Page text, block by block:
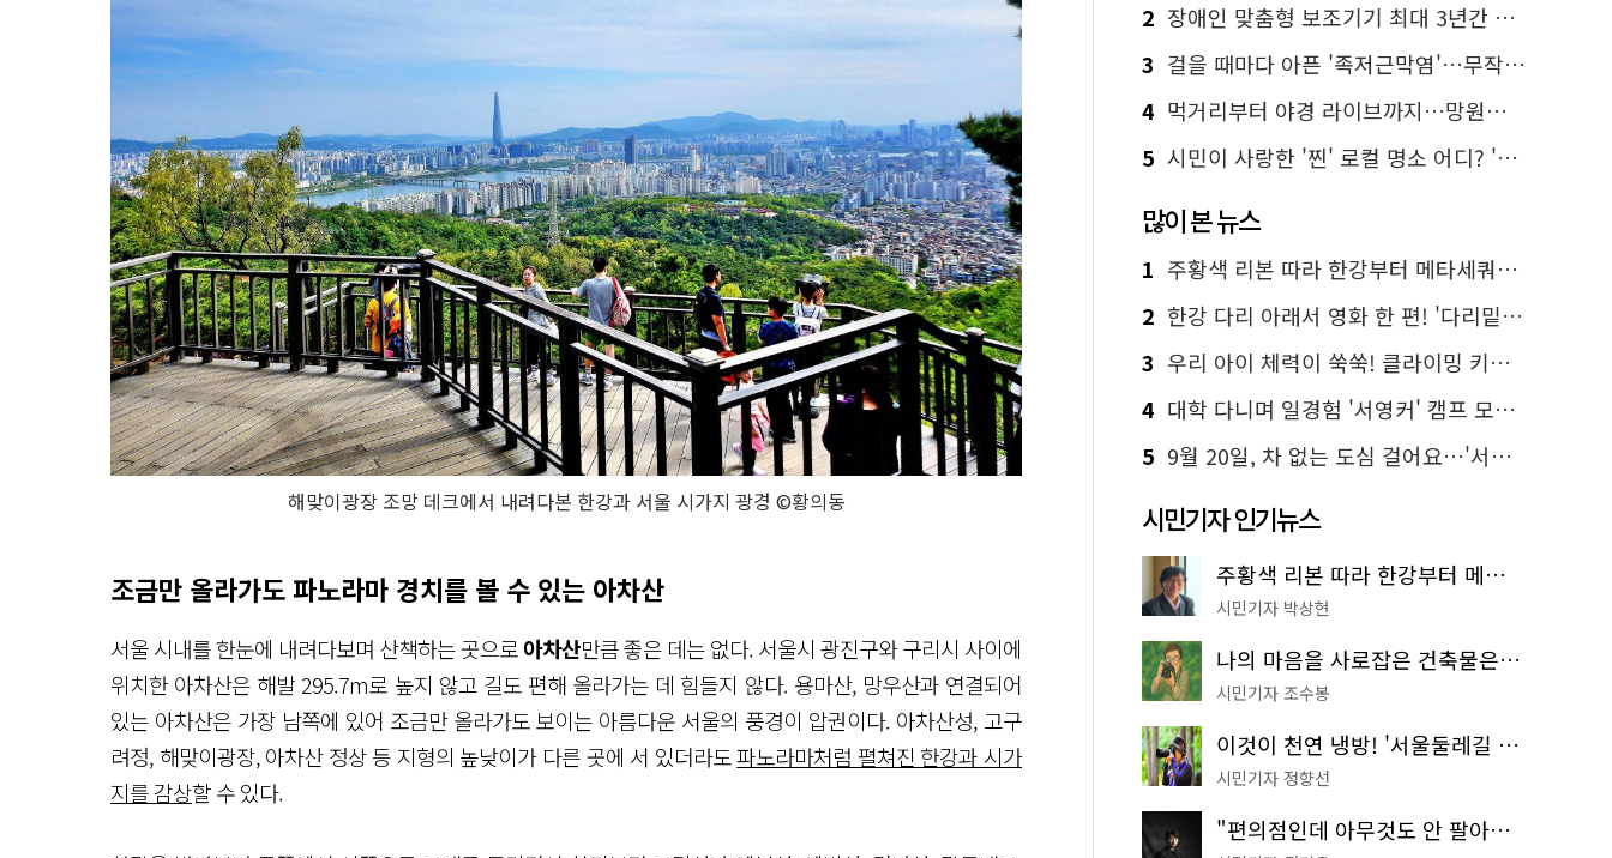
해맞이광장 조망 데크에서 내려다본 한강과 서울 시가지 광경 ©황의동
조금만 올라가도 파노라마 경치를 볼 수 있는 아차산
서울 시내를 한눈에 내려다보며 산책하는 곳으로아차산만큼 좋은 데는 없다. 서울시 광진구와 구리시 사이에
위치한 아차산은 해발 295.7m로 높지 않고 길도 편해 올라가는 데 힘들지 않다. 용마산, 망우산과 연결되어
있는 아차산은 가장 남쪽에 있어 조금만 올라가도 보이는 아름다운 서울의 풍경이 압권이다. 아차산성, 고구
려정, 해맞이광장, 아차산 정상 등 지형의 높낮이가 다른 곳에 서 있더라도파노라마처럼 펼쳐진 한강과 시가
지를 감상할 수 있다.
2 장애인 맞춤형 보조기기 최대 3년간 무상 대여…삶의 질 높인다
3 걸을 때마다 아픈 '족저근막염'…무작정 참지 말고 '이것' 해보세요!
4 먹거리부터 야경 라이브까지…망원한강공원 알짜 코스
5 시민이 사랑한 '찐' 로컬 명소 어디? '서울에디션25' 추천 코스
많이 본 뉴스
1 주황색 리본 따라 한강부터 메타세쿼이아 숲길까지…서울둘레길 15코스
2 한강 다리 아래서 영화 한 편! '다리밑 영화관' 무료 상영
3 우리 아이 체력이 쑥쑥! 클라이밍 키즈카페·어린이 체력장
4 대학 다니며 일경험 '서영커' 캠프 모집…전액 무료
5 9월 20일, 차 없는 도심 걸어요…'서울 걷자 페스티벌' 선착순 5천명
시민기자 인기뉴스
주황색 리본 따라 한강부터 메타세쿼이아 숲길까지…서울둘레길 15코스
시민기자 박상현
나의 마음을 사로잡은 건축물은? '서울시 건축상' 수상작 공개!
시민기자 조수봉
이것이 천연 냉방! '서울둘레길 9코스'로 숲속 피서 떠나볼까
시민기자 정향선
"편의점인데 아무것도 안 팔아요" 서울에서 가장 특별한 편의점의 정체